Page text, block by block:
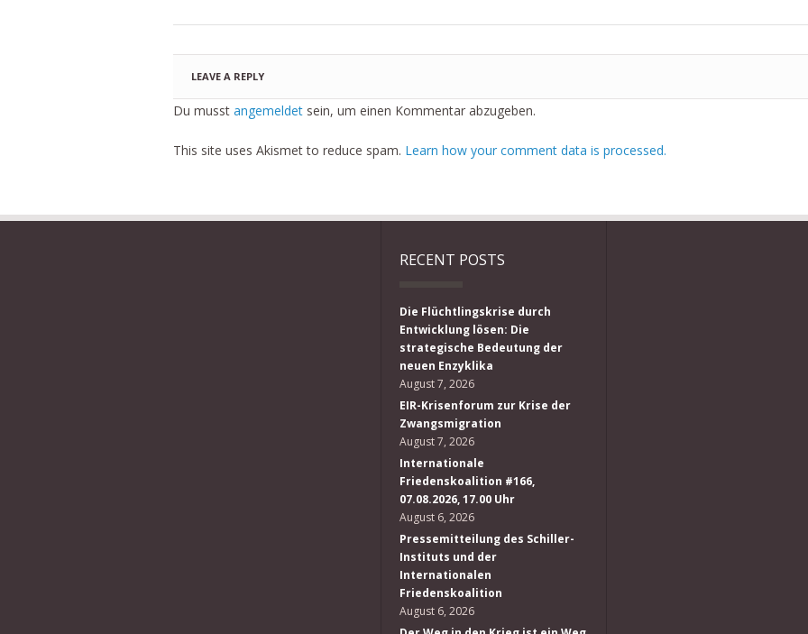
LEAVE A REPLY
Du musst angemeldet sein, um einen Kommentar abzugeben.
This site uses Akismet to reduce spam. Learn how your comment data is processed.
RECENT POSTS
Die Flüchtlingskrise durch
Entwicklung lösen: Die
strategische Bedeutung der
neuen Enzyklika
August 7, 2026
EIR-Krisenforum zur Krise der
Zwangsmigration
August 7, 2026
Internationale
Friedenskoalition #166,
07.08.2026, 17.00 Uhr
August 6, 2026
Pressemitteilung des Schiller-
Instituts und der
Internationalen
Friedenskoalition
August 6, 2026